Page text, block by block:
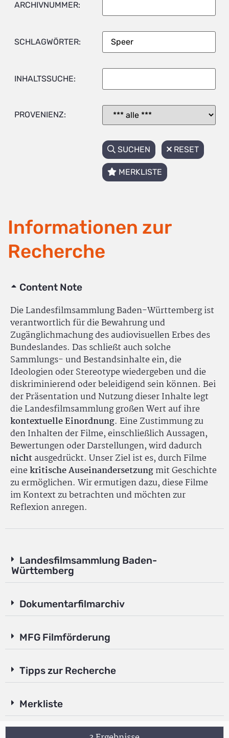
ARCHIVNUMMER:
SCHLAGWÖRTER:
INHALTSSUCHE:
PROVENIENZ:
SUCHEN RESET
MERKLISTE
Informationen zur
Recherche
Content Note
Die Landesfilmsammlung Baden-Württemberg ist
verantwortlich für die Bewahrung und
Zugänglichmachung des audiovisuellen Erbes des
Bundeslandes. Das schließt auch solche
Sammlungs- und Bestandsinhalte ein, die
Ideologien oder Stereotype wiedergeben und die
diskriminierend oder beleidigend sein können. Bei
der Präsentation und Nutzung dieser Inhalte legt
die Landesfilmsammlung großen Wert auf ihre
kontextuelle Einordnung. Eine Zustimmung zu
den Inhalten der Filme, einschließlich Aussagen,
Bewertungen oder Darstellungen, wird dadurch
nichtausgedrückt. Unser Ziel ist es, durch Filme
einekritische Auseinandersetzungmit Geschichte
zu ermöglichen. Wir ermutigen dazu, diese Filme
im Kontext zu betrachten und möchten zur
Reflexion anregen.
Landesfilmsammlung Baden-
Württemberg
Dokumentarfilmarchiv
MFG Filmförderung
Tipps zur Recherche
Merkliste